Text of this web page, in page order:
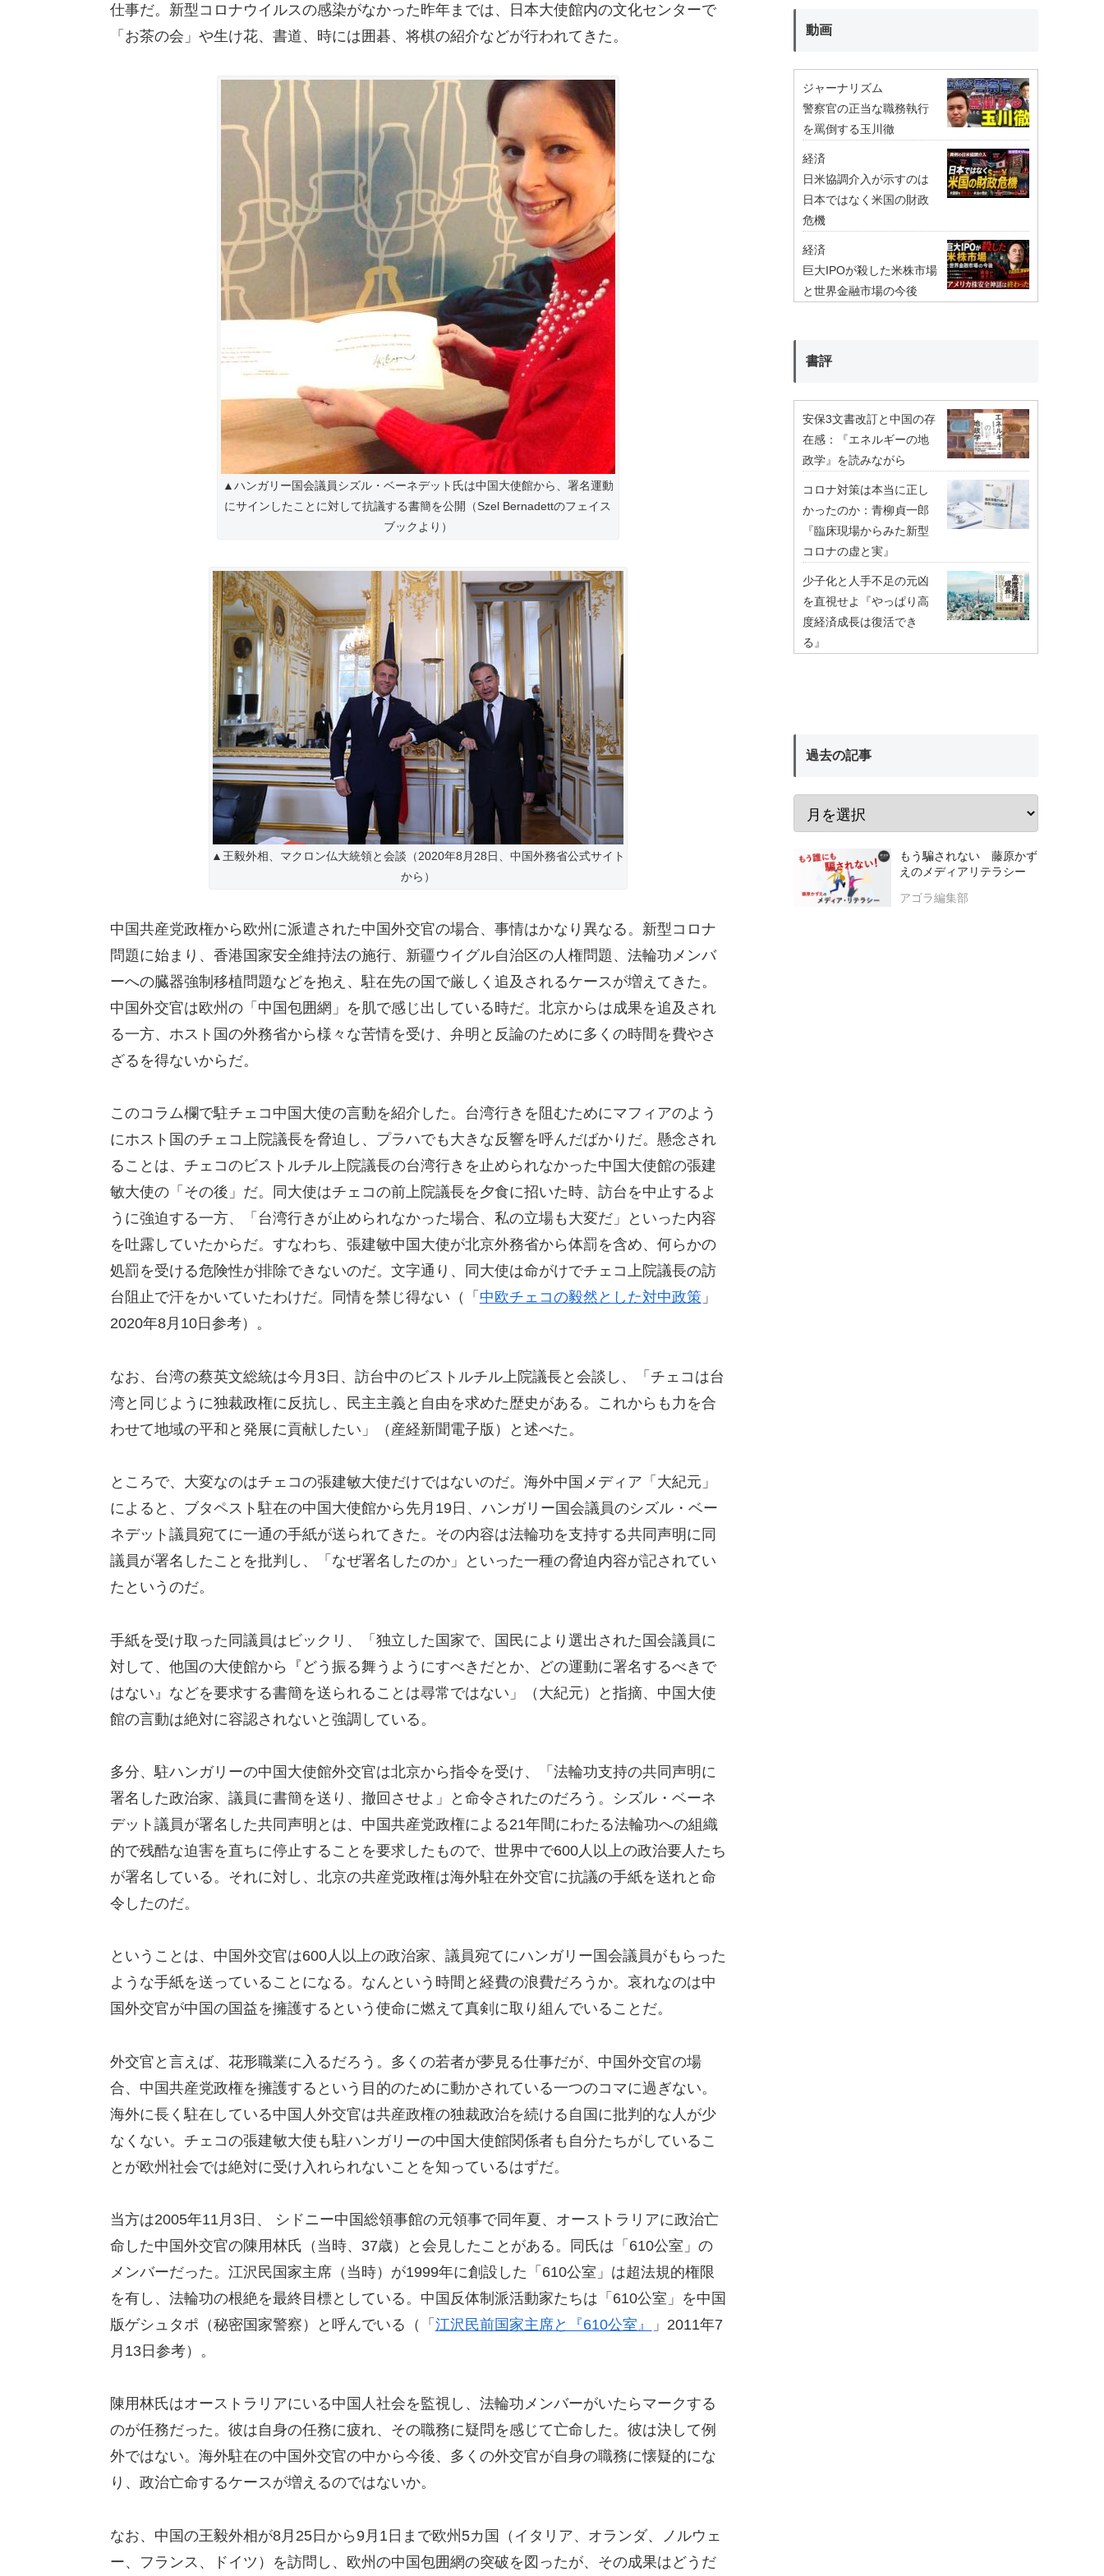
仕事だ。新型コロナウイルスの感染がなかった昨年までは、日本大使館内の文化センターで
「お茶の会」や生け花、書道、時には囲碁、将棋の紹介などが行われてきた。
▲ハンガリー国会議員シズル・ベーネデット氏は中国大使館から、署名運動
にサインしたことに対して抗議する書簡を公開（Szel Bernadettのフェイス
ブックより）
▲王毅外相、マクロン仏大統領と会談（2020年8月28日、中国外務省公式サイト
から）
中国共産党政権から欧州に派遣された中国外交官の場合、事情はかなり異なる。新型コロナ
問題に始まり、香港国家安全維持法の施行、新疆ウイグル自治区の人権問題、法輪功メンバ
ーへの臓器強制移植問題などを抱え、駐在先の国で厳しく追及されるケースが増えてきた。
中国外交官は欧州の「中国包囲網」を肌で感じ出している時だ。北京からは成果を追及され
る一方、ホスト国の外務省から様々な苦情を受け、弁明と反論のために多くの時間を費やさ
ざるを得ないからだ。
このコラム欄で駐チェコ中国大使の言動を紹介した。台湾行きを阻むためにマフィアのよう
にホスト国のチェコ上院議長を脅迫し、プラハでも大きな反響を呼んだばかりだ。懸念され
ることは、チェコのビストルチル上院議長の台湾行きを止められなかった中国大使館の張建
敏大使の「その後」だ。同大使はチェコの前上院議長を夕食に招いた時、訪台を中止するよ
うに強迫する一方、「台湾行きが止められなかった場合、私の立場も大変だ」といった内容
を吐露していたからだ。すなわち、張建敏中国大使が北京外務省から体罰を含め、何らかの
処罰を受ける危険性が排除できないのだ。文字通り、同大使は命がけでチェコ上院議長の訪
台阻止で汗をかいていたわけだ。同情を禁じ得ない（「 中欧チェコの毅然とした対中政策」
2020年8月10日参考）。
なお、台湾の蔡英文総統は今月3日、訪台中のビストルチル上院議長と会談し、「チェコは台
湾と同じように独裁政権に反抗し、民主主義と自由を求めた歴史がある。これからも力を合
わせて地域の平和と発展に貢献したい」（産経新聞電子版）と述べた。
ところで、大変なのはチェコの張建敏大使だけではないのだ。海外中国メディア「大紀元」
によると、ブタペスト駐在の中国大使館から先月19日、ハンガリー国会議員のシズル・ベー
ネデット議員宛てに一通の手紙が送られてきた。その内容は法輪功を支持する共同声明に同
議員が署名したことを批判し、「なぜ署名したのか」といった一種の脅迫内容が記されてい
たというのだ。
手紙を受け取った同議員はビックリ、「独立した国家で、国民により選出された国会議員に
対して、他国の大使館から『どう振る舞うようにすべきだとか、どの運動に署名するべきで
はない』などを要求する書簡を送られることは尋常ではない」（大紀元）と指摘、中国大使
館の言動は絶対に容認されないと強調している。
多分、駐ハンガリーの中国大使館外交官は北京から指令を受け、「法輪功支持の共同声明に
署名した政治家、議員に書簡を送り、撤回させよ」と命令されたのだろう。シズル・ベーネ
デット議員が署名した共同声明とは、中国共産党政権による21年間にわたる法輪功への組織
的で残酷な迫害を直ちに停止することを要求したもので、世界中で600人以上の政治要人たち
が署名している。それに対し、北京の共産党政権は海外駐在外交官に抗議の手紙を送れと命
令したのだ。
ということは、中国外交官は600人以上の政治家、議員宛てにハンガリー国会議員がもらった
ような手紙を送っていることになる。なんという時間と経費の浪費だろうか。哀れなのは中
国外交官が中国の国益を擁護するという使命に燃えて真剣に取り組んでいることだ。
外交官と言えば、花形職業に入るだろう。多くの若者が夢見る仕事だが、中国外交官の場
合、中国共産党政権を擁護するという目的のために動かされている一つのコマに過ぎない。
海外に長く駐在している中国人外交官は共産政権の独裁政治を続ける自国に批判的な人が少
なくない。チェコの張建敏大使も駐ハンガリーの中国大使館関係者も自分たちがしているこ
とが欧州社会では絶対に受け入れられないことを知っているはずだ。
当方は2005年11月3日、 シドニー中国総領事館の元領事で同年夏、オーストラリアに政治亡
命した中国外交官の陳用林氏（当時、37歳）と会見したことがある。同氏は「610公室」の
メンバーだった。江沢民国家主席（当時）が1999年に創設した「610公室」は超法規的権限
を有し、法輪功の根絶を最終目標としている。中国反体制派活動家たちは「610公室」を中国
版ゲシュタポ（秘密国家警察）と呼んでいる（「 江沢民前国家主席と『610公室』
」2011年7
月13日参考）。
陳用林氏はオーストラリアにいる中国人社会を監視し、法輪功メンバーがいたらマークする
のが任務だった。彼は自身の任務に疲れ、その職務に疑問を感じて亡命した。彼は決して例
外ではない。海外駐在の中国外交官の中から今後、多くの外交官が自身の職務に懐疑的にな
り、政治亡命するケースが増えるのではないか。
なお、中国の王毅外相が8月25日から9月1日まで欧州5カ国（イタリア、オランダ、ノルウェ
ー、フランス、ドイツ）を訪問し、欧州の中国包囲網の突破を図ったが、その成果はどうだ
動画
ジャーナリズム
警察官の正当な職務執行
を罵倒する玉川徹
経済
日米協調介入が示すのは
日本ではなく米国の財政
危機
経済
巨大IPOが殺した米株市場
と世界金融市場の今後
書評
安保3文書改訂と中国の存
在感：『エネルギーの地
政学』を読みながら
コロナ対策は本当に正し
かったのか：青柳貞一郎
『臨床現場からみた新型
コロナの虚と実』
少子化と人手不足の元凶
を直視せよ『やっぱり高
度経済成長は復活でき
る』
過去の記事
もう騙されない 藤原かず
えのメディアリテラシー
アゴラ編集部